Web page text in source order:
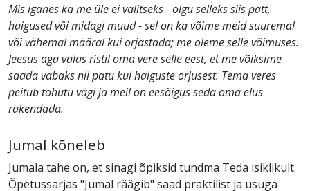
Mis iganes ka me üle ei valitseks - olgu selleks siis patt,
haigused või midagi muud - sel on ka võime meid suuremal
või vähemal määral kui orjastada; me oleme selle võimuses.
Jeesus aga valas ristil oma vere selle eest, et me võiksime
saada vabaks nii patu kui haiguste orjusest. Tema veres
peitub tohutu vägi ja meil on eesõigus seda oma elus
rakendada.
Jumal kõneleb
Jumala tahe on, et sinagi õpiksid tundma Teda isiklikult.
Õpetussarjas "Jumal räägib" saad praktilist ja usuga